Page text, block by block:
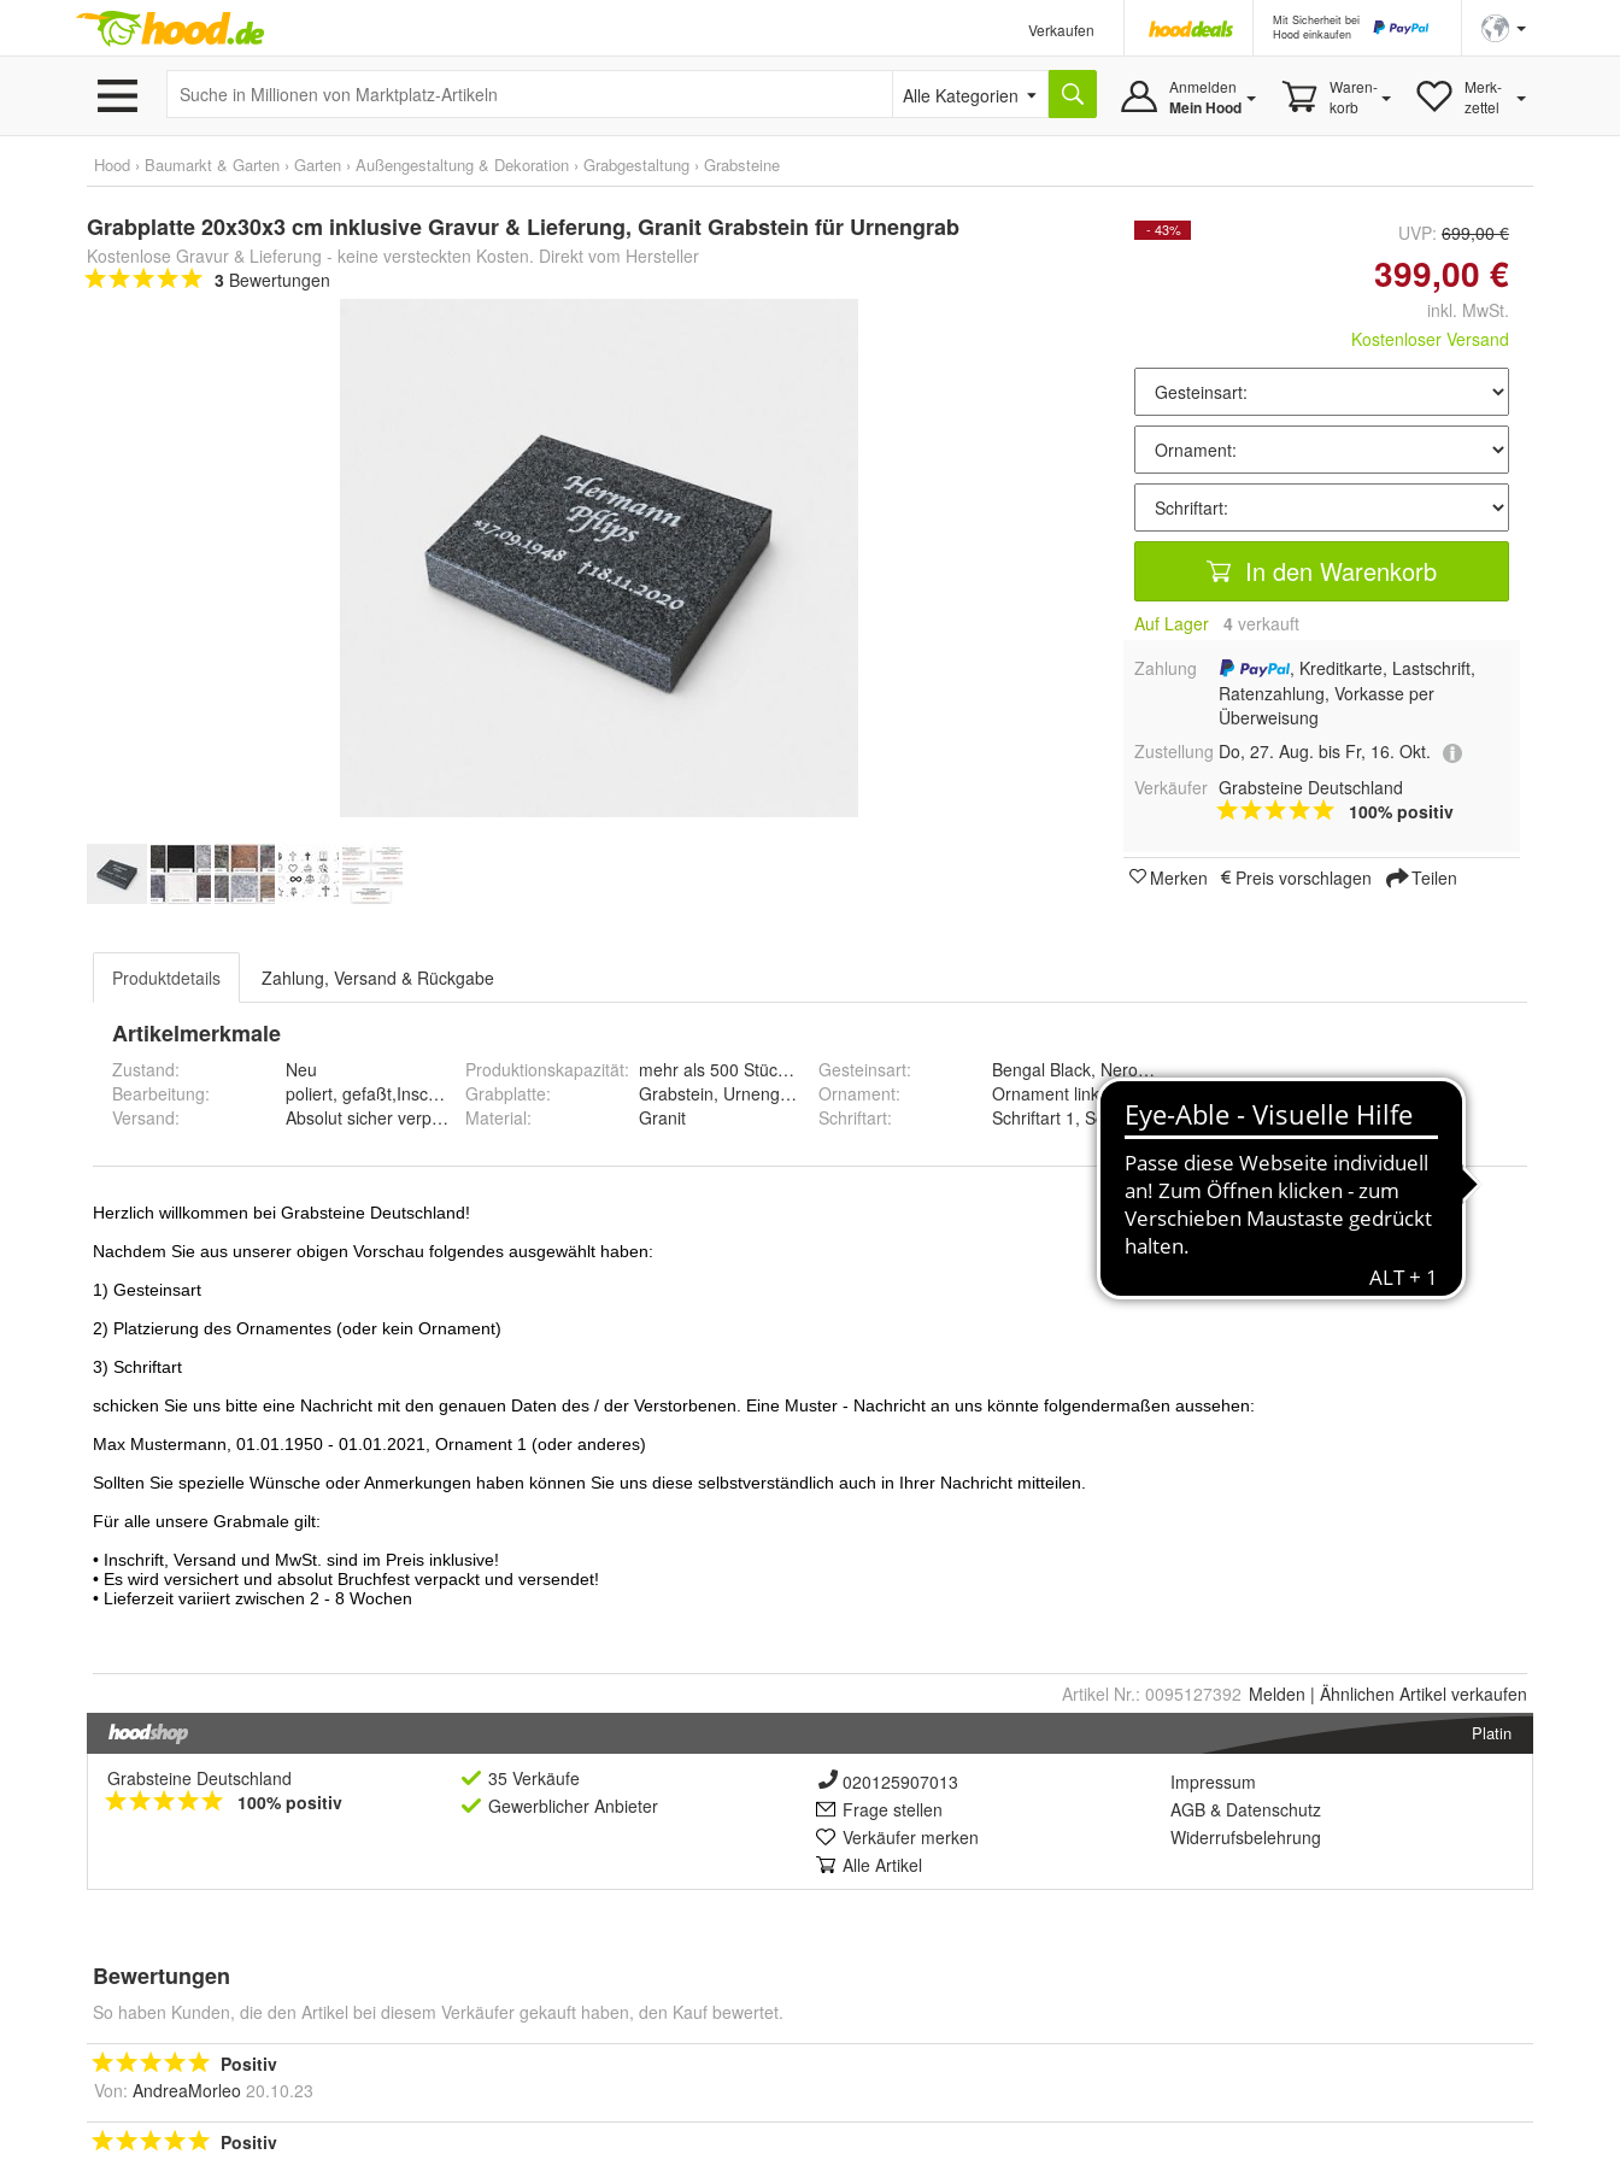
Verkaufen
Mit Sicherheit bei
Hood einkaufen
Alle Kategorien Anmelden
Mein Hood
Waren-
korb
Merk-
zettel
Hood › Baumarkt & Garten › Garten › Außengestaltung & Dekoration › Grabgestaltung › Grabsteine
Grabplatte 20x30x3 cm inklusive Gravur & Lieferung, Granit Grabstein für Urnengrab
Kostenlose Gravur & Lieferung - keine versteckten Kosten. Direkt vom Hersteller
3 Bewertungen
- 43% UVP: 699,00 €
399,00 €
inkl. MwSt.
Kostenloser Versand
In den Warenkorb
Auf Lager 4 verkauft
Zahlung
, Kreditkarte, Lastschrift,
Ratenzahlung, Vorkasse per
Überweisung
Zustellung Do, 27. Aug. bis Fr, 16. Okt.
Verkäufer Grabsteine Deutschland
100% positiv
Merken Preis vorschlagen Teilen
Produktdetails Zahlung, Versand & Rückgabe
Artikelmerkmale
Zustand:
Neu
Bearbeitung:
poliert, gefaßt,Inschrift vertieft graviert
Versand: Absolut sicher verpackt, versicherter Versand
Produktionskapazität: mehr als 500 Stück monatlich
Grabplatte:
Grabstein, Urnengrabplatte,Grabplatte,Liegestein
Material: Granit
Gesteinsart:
Bengal Black, Nero Impala, Viscont White, Marmor White, Vizag Blue, Marina
Ornament:
Schriftart: Schriftart 1, Schriftart 2, Schriftart 3, Schriftart 4 und Schriftart 5
Artikel Nr.: 0095127392 Melden | Ähnlichen Artikel verkaufen
Platin
Grabsteine Deutschland
100% positiv
35 Verkäufe
Gewerblicher Anbieter
020125907013
Frage stellen
Verkäufer merken
Alle Artikel
Impressum
AGB & Datenschutz
Widerrufsbelehrung
Bewertungen
So haben Kunden, die den Artikel bei diesem Verkäufer gekauft haben, den Kauf bewertet.
Positiv
Von: AndreaMorleo 20.10.23
Positiv